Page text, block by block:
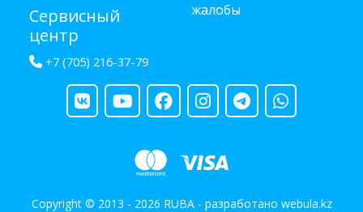
Сервисный
центр
+7 (705) 216-37-79
жалобы
Copyright © 2013 - 2026 RUBA - разработано webula.kz